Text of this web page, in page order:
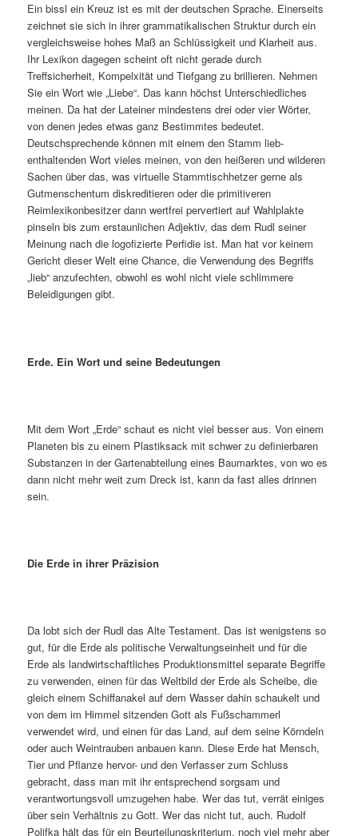
Ein bissl ein Kreuz ist es mit der deutschen Sprache. Einerseits
zeichnet sie sich in ihrer grammatikalischen Struktur durch ein
vergleichsweise hohes Maß an Schlüssigkeit und Klarheit aus.
Ihr Lexikon dagegen scheint oft nicht gerade durch
Treffsicherheit, Kompelxität und Tiefgang zu brillieren. Nehmen
Sie ein Wort wie „Liebe“. Das kann höchst Unterschiedliches
meinen. Da hat der Lateiner mindestens drei oder vier Wörter,
von denen jedes etwas ganz Bestimmtes bedeutet.
Deutschsprechende können mit einem den Stamm lieb-
enthaltenden Wort vieles meinen, von den heißeren und wilderen
Sachen über das, was virtuelle Stammtischhetzer gerne als
Gutmenschentum diskreditieren oder die primitiveren
Reimlexikonbesitzer dann wertfrei pervertiert auf Wahlplakte
pinseln bis zum erstaunlichen Adjektiv, das dem Rudl seiner
Meinung nach die logofizierte Perfidie ist. Man hat vor keinem
Gericht dieser Welt eine Chance, die Verwendung des Begriffs
„lieb“ anzufechten, obwohl es wohl nicht viele schlimmere
Beleidigungen gibt.
Erde. Ein Wort und seine Bedeutungen
Mit dem Wort „Erde“ schaut es nicht viel besser aus. Von einem
Planeten bis zu einem Plastiksack mit schwer zu definierbaren
Substanzen in der Gartenabteilung eines Baumarktes, von wo es
dann nicht mehr weit zum Dreck ist, kann da fast alles drinnen
sein.
Die Erde in ihrer Präzision
Da lobt sich der Rudl das Alte Testament. Das ist wenigstens so
gut, für die Erde als politische Verwaltungseinheit und für die
Erde als landwirtschaftliches Produktionsmittel separate Begriffe
zu verwenden, einen für das Weltbild der Erde als Scheibe, die
gleich einem Schiffanakel auf dem Wasser dahin schaukelt und
von dem im Himmel sitzenden Gott als Fußschammerl
verwendet wird, und einen für das Land, auf dem seine Körndeln
oder auch Weintrauben anbauen kann. Diese Erde hat Mensch,
Tier und Pflanze hervor- und den Verfasser zum Schluss
gebracht, dass man mit ihr entsprechend sorgsam und
verantwortungsvoll umzugehen habe. Wer das tut, verrät einiges
über sein Verhältnis zu Gott. Wer das nicht tut, auch. Rudolf
Polifka hält das für ein Beurteilungskriterium, noch viel mehr aber